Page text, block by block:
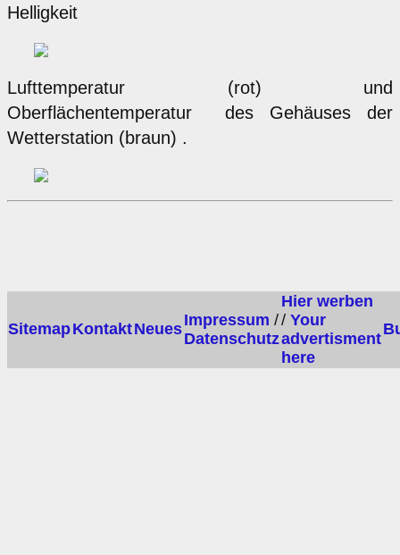
Helligkeit
Lufttemperatur (rot) und
Oberflächentemperatur des Gehäuses der
Wetterstation (braun) .
SitemapKontaktNeuesImpressum /
Datenschutz
Hier werben
/ Your
advertisment
here